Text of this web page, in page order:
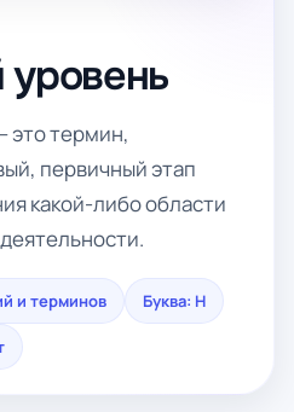
это термин,
первичный этап
какой-либо области
и терминов Буква: Н